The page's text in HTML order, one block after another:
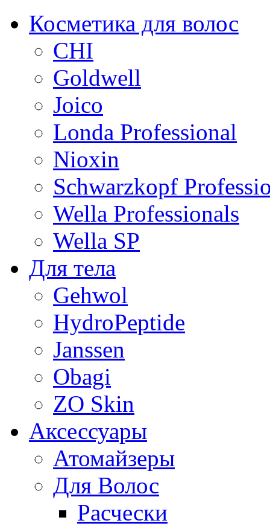
Косметика для волос
CHI
Goldwell
Joico
Londa Professional
Nioxin
Schwarzkopf
Wella Professionals
Wella SP
Для тела
Gehwol
HydroPeptide
Janssen
Obagi
ZO Skin
Aксессуары
Атомайзеры
Для Волос
Расчески